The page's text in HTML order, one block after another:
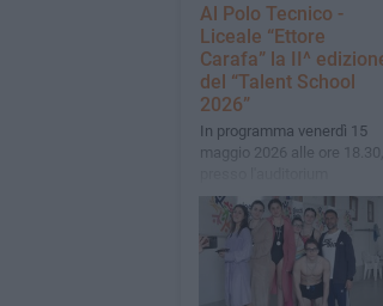
Al Polo Tecnico -
Liceale “Ettore
Carafa” la II^
del “Talent School
2026”
In programma venerdì 15
maggio 2026 alle ore 18.30,
dell'Istituto in Via Bisceglie